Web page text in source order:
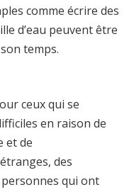
comme écrire des
d’eau peuvent être
temps.
ceux qui se
en raison de
et de
des
qui ont